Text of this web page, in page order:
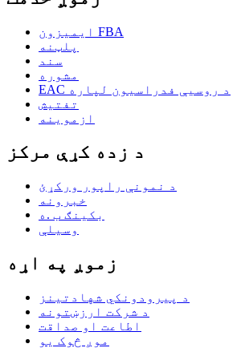
ایمیزون FBA
پلټنه
سند
مشوره
EAC د روسیې فدراسیون لپاره
تفتیش
ازموینه
د زده کړې مرکز
د نمونې راپور ورکړئ
خبرونه
بکینګ ب .ه
وسیلې
زموږ په اړه
د پیرودونکي شهادتینز
د شرکت ارزښتونه
اطاعت او صداقت
موږ څوک یو